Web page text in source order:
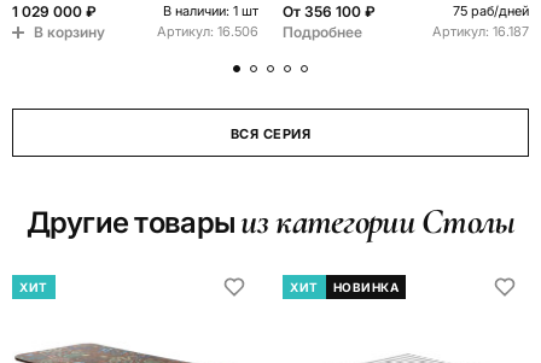
1 029 000 ₽
В наличии: 1 шт
В корзину Артикул: 16.506
От 356 100 ₽ 75 раб/дней
Подробнее Артикул: 16.187
ВСЯ СЕРИЯ
Другие товары из категории Столы
ХИТ ХИТ НОВИНКА